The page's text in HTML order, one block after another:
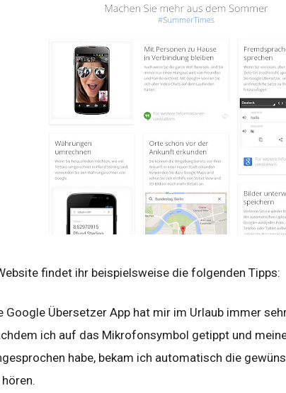
findet ihr beispielsweise die folgenden Tipps:
Google Übersetzer App hat mir im Urlaub immer
ich auf das Mikrofonsymbol getippt und
habe, bekam ich automatisch die